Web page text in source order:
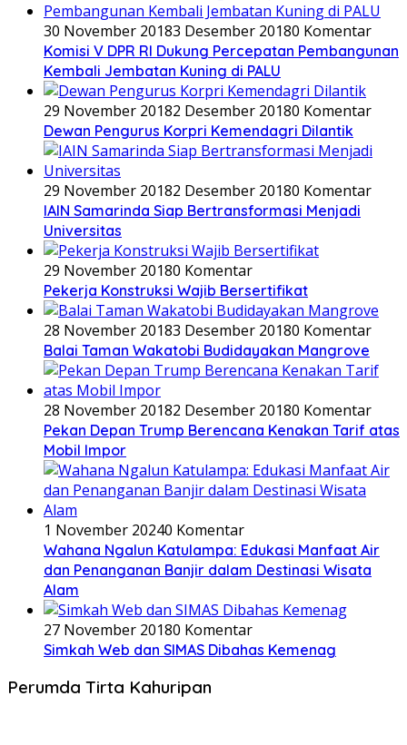
30 November 20183 Desember 20180 Komentar
Komisi V DPR RI Dukung Percepatan Pembangunan
Kembali Jembatan Kuning di PALU
29 November 20182 Desember 20180 Komentar
Dewan Pengurus Korpri Kemendagri Dilantik
29 November 20182 Desember 20180 Komentar
IAIN Samarinda Siap Bertransformasi Menjadi
Universitas
29 November 20180 Komentar
Pekerja Konstruksi Wajib Bersertifikat
28 November 20183 Desember 20180 Komentar
Balai Taman Wakatobi Budidayakan Mangrove
28 November 20182 Desember 20180 Komentar
Pekan Depan Trump Berencana Kenakan Tarif atas
Mobil Impor
1 November 20240 Komentar
Wahana Ngalun Katulampa: Edukasi Manfaat Air
dan Penanganan Banjir dalam Destinasi Wisata
Alam
27 November 20180 Komentar
Simkah Web dan SIMAS Dibahas Kemenag
Perumda Tirta Kahuripan